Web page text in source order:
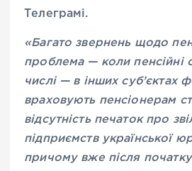
Телеграмі.
«Багато звернень щодо
проблема — коли пенсійні
числі — в інших суб’єктах
враховують пенсіонерам
відсутність печаток про
підприємств української
причому вже після